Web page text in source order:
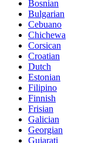
Bosnian
Bulgarian
Cebuano
Chichewa
Corsican
Croatian
Dutch
Estonian
Filipino
Finnish
Frisian
Galician
Georgian
Gujarati